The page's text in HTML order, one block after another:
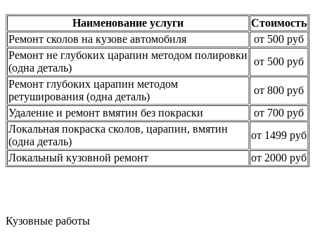
Наименование услуги
Стоимость
Ремонт сколов на кузове автомобиля
от 500 руб
Ремонт не глубоких царапин методом полировки
(одна деталь)
от 500 руб
Ремонт глубоких царапин методом
ретуширования (одна деталь)
от 800 руб
Удаление и ремонт вмятин без покраски
от 700 руб
Локальная покраска сколов, царапин, вмятин
(одна деталь)
от 1499 руб
Локальный кузовной ремонт
от 2000 руб
Кузовные работы